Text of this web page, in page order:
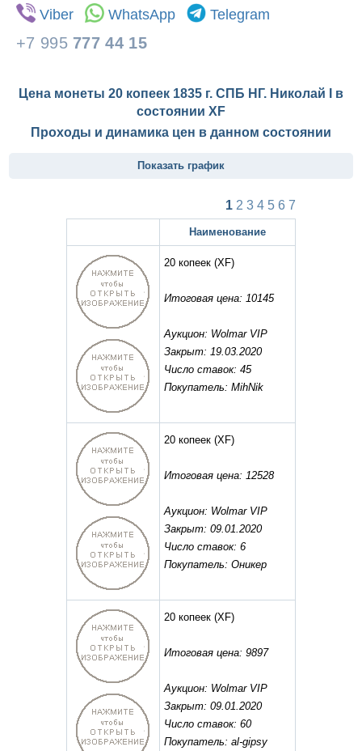
Viber
WhatsApp Telegram
+7 995 777 44 15
Цена монеты 20 копеек 1835 г. СПБ НГ. Николай I в
состоянии XF
Проходы и динамика цен в данном состоянии
Показать график
1 2 3 4 5 6 7
Наименование
20 копеек (XF)
Итоговая цена: 10145
Аукцион: Wolmar VIP
Закрыт: 19.03.2020
Число ставок: 45
Покупатель: MihNik
20 копеек (XF)
Итоговая цена: 12528
Аукцион: Wolmar VIP
Закрыт: 09.01.2020
Число ставок: 6
Покупатель: Оникер
20 копеек (XF)
Итоговая цена: 9897
Аукцион: Wolmar VIP
Закрыт: 09.01.2020
Число ставок: 60
Покупатель: al-gipsy